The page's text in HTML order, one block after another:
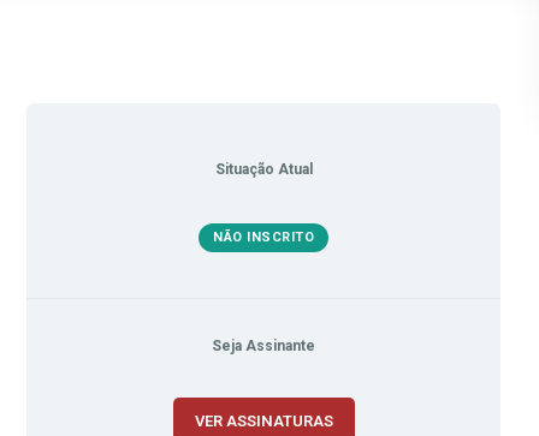
Situação Atual
NÃO INSCRITO
Seja Assinante
VER ASSINATURAS